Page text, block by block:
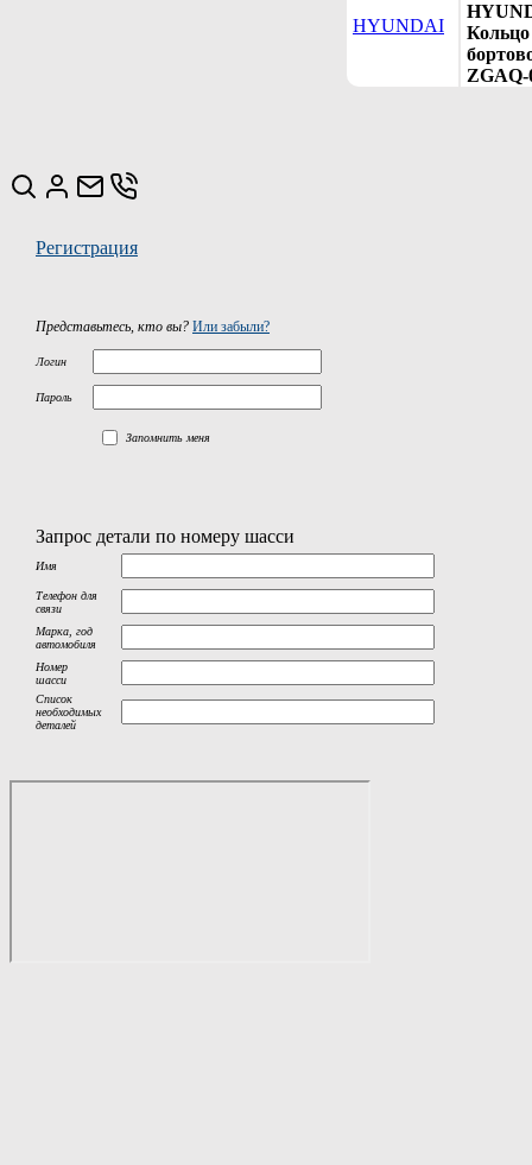
HYUNDAI
Кольцо
ZGAQ-
Регистрация
Представьтесь, кто вы? Или забыли?
Логин
Пароль
Запомнить меня
Запрос детали по номеру шасси
Имя
Телефон для
связи
Марка, год
автомобиля
Номер
шасси
Список
необходимых
деталей